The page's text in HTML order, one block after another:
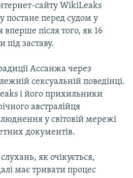
сайту WikiLeaks
постане перед судом у
після того, як 16
під заставу.
Ассанжа через
сексуальній поведінці.
і його прихильники
австралійця
у світовій мережі
документів.
як очікується,
має тривати процес